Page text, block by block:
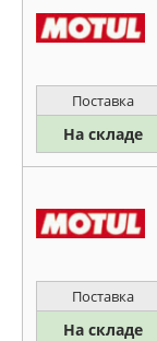
Поставка
На складе
Поставка
На складе